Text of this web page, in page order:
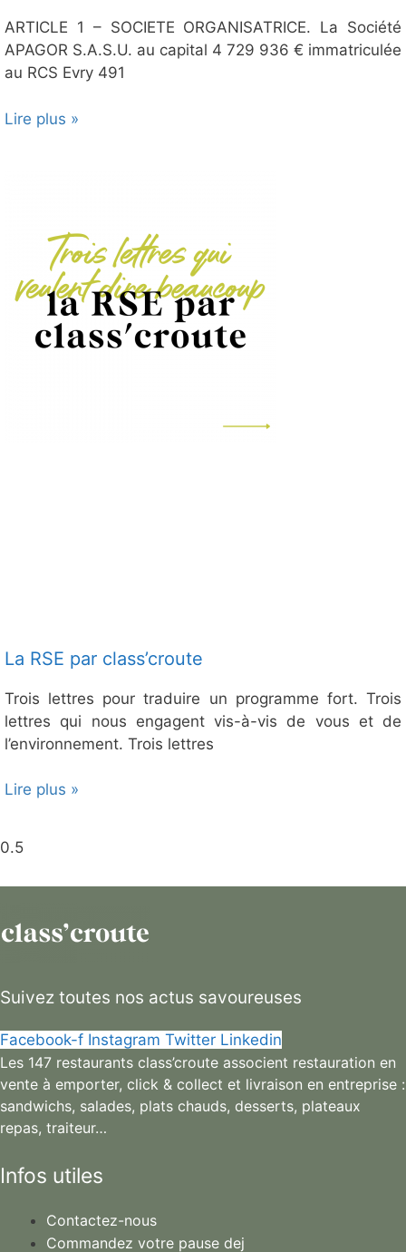
ARTICLE 1 – SOCIETE ORGANISATRICE. La Société
APAGOR S.A.S.U. au capital 4 729 936 € immatriculée
au RCS Evry 491
Lire plus »
La RSE par class’croute
Trois lettres pour traduire un programme fort. Trois
lettres qui nous engagent vis-à-vis de vous et de
l’environnement. Trois lettres
Lire plus »
Suivez toutes nos actus savoureuses
Facebook-f Instagram Twitter Linkedin
Les 147 restaurants class’croute associent restauration en
vente à emporter, click & collect et livraison en entreprise :
sandwichs, salades, plats chauds, desserts, plateaux
repas, traiteur…
Infos utiles
Contactez-nous
Commandez votre pause dej